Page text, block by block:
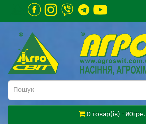
0 товар(ів) - ₴0грн.